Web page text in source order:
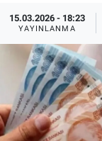
15.03.2026 - 18:23
YAYINLANMA
İletişim
Künye
Tüm
Son
Haber